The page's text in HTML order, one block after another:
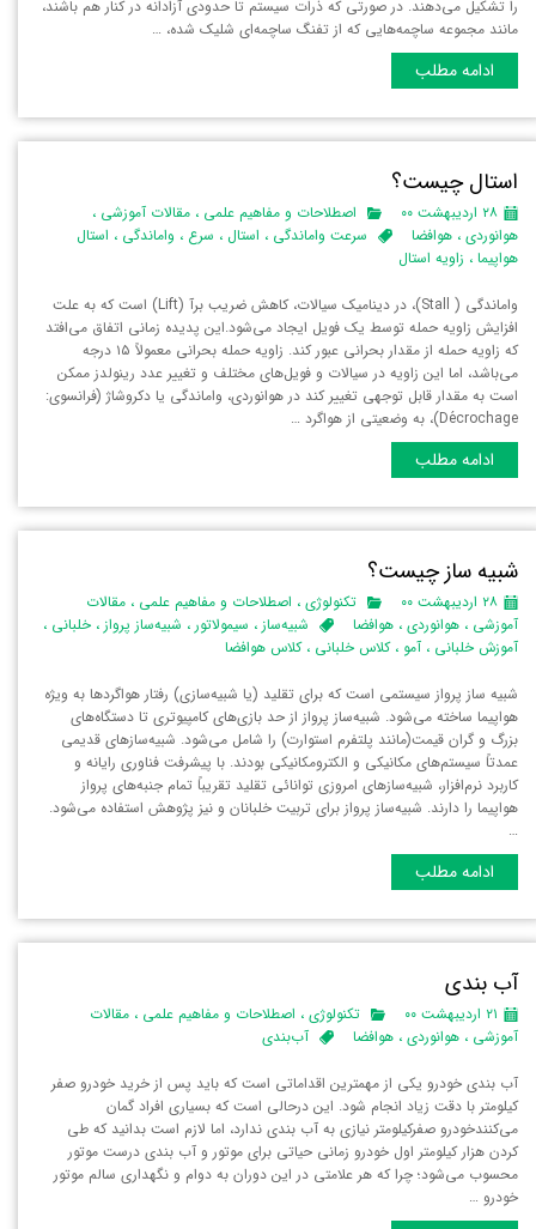
را تشکیل می‌دهند. در صورتی که ذرات سیستم تا حدودی آزادانه در کنار هم باشند،
مانند مجموعه ساچمه‌هایی که از تفنگ ساچمه‌ای شلیک شده، …
ادامه مطلب
استال چیست؟
۲۸ اردیبهشت ۰۰ اصطلاحات و مفاهیم علمی ، مقالات آموزشی ،
هوانوردی ، هوافضا سرعت واماندگی ، استال ، سرع ، واماندگی ، استال
هواپیما ، زاویه استال
واماندگی ( Stall)، در دینامیک سیالات، کاهش ضریب برآ (Lift) است که به علت
افزایش زاویه حمله توسط یک فویل ایجاد می‌شود.این پدیده زمانی اتفاق می‌افتد
که زاویه حمله از مقدار بحرانی عبور کند. زاویه حمله بحرانی معمولاً ۱۵ درجه
می‌باشد، اما این زاویه در سیالات و فویل‌های مختلف و تغییر عدد رینولدز ممکن
است به مقدار قابل توجهی تغییر کند در هوانوردی، واماندگی یا دکروشاژ (فرانسوی:
Décrochage)، به وضعیتی از هواگرد …
ادامه مطلب
شبیه ساز چیست؟
۲۸ اردیبهشت ۰۰ تکنولوژی ، اصطلاحات و مفاهیم علمی ، مقالات
آموزشی ، هوانوردی ، هوافضا شبیه‌ساز ، سیمولاتور ، شبیه‌ساز پرواز ، خلبانی ،
آموزش خلبانی ، آمو ،کلاس خلبانی ،کلاس هوافضا
شبیه‌ ساز پرواز سیستمی است که برای تقلید (یا شبیه‌سازی) رفتار هواگردها به ویژه
هواپیما ساخته می‌شود. شبیه‌ساز پرواز از حد بازی‌های کامپیوتری تا دستگاه‌های
بزرگ و گران قیمت(مانند پلتفرم استوارت) را شامل می‌شود. شبیه‌سازهای قدیمی
عمدتاً سیستم‌های مکانیکی و الکترومکانیکی بودند. با پیشرفت فناوری رایانه و
کاربرد نرم‌افزار، شبیه‌سازهای امروزی توانائی تقلید تقریباً تمام جنبه‌های پرواز
هواپیما را دارند. شبیه‌ساز پرواز برای تربیت خلبانان و نیز پژوهش استفاده می‌شود.
…
ادامه مطلب
آب بندی
۲۱ اردیبهشت ۰۰ تکنولوژی ، اصطلاحات و مفاهیم علمی ، مقالات
آموزشی ، هوانوردی ، هوافضا آب‌بندی
آب ‌بندی خودرو یکی از مهمترین اقداماتی است که باید پس از خرید خودرو صفر
کیلومتر با دقت زیاد انجام شود. این درحالی است که بسیاری افراد گمان
می‌کنندخودرو صفرکیلومتر نیازی به آب بندی ندارد، اما لازم است بدانید که طی
کردن هزار کیلومتر اول خودرو زمانی حیاتی برای موتور و آب بندی درست موتور
محسوب می‌شود؛ چرا که هر علامتی در این دوران به دوام و نگهداری سالم موتور
خودرو …